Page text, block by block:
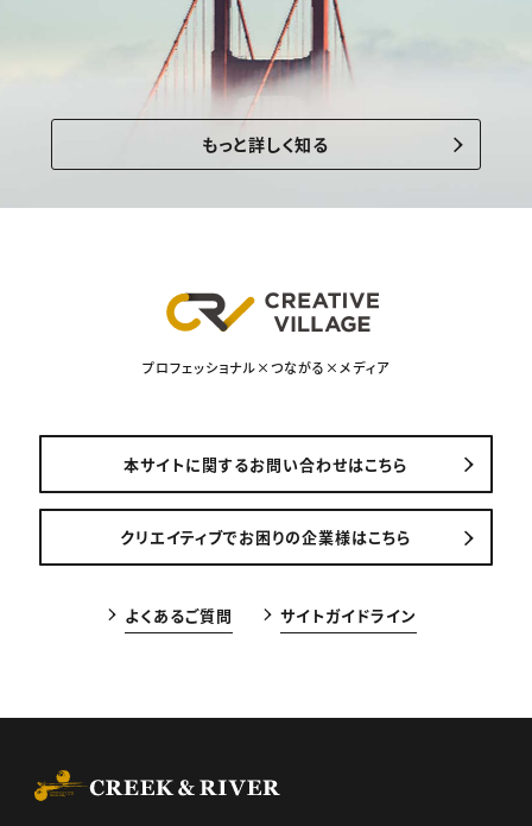
もっと詳しく知る
プロフェッショナル×つながる×メディア
本サイトに関するお問い合わせはこちら
クリエイティブでお困りの企業様はこちら
よくあるご質問 サイトガイドライン